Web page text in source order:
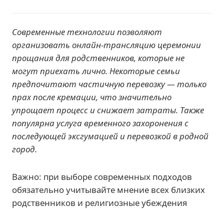
Современные технологии позволяют
организовать онлайн-трансляцию церемонии
прощания для родственников, которые не
могут приехать лично. Некоторые семьи
предпочитают частичную перевозку — только
прах после кремации, что значительно
упрощает процесс и снижает затраты. Также
популярна услуга временного захоронения с
последующей эксгумацией и перевозкой в родной
город.
Важно: при выборе современных подходов
обязательно учитывайте мнение всех близких
родственников и религиозные убеждения